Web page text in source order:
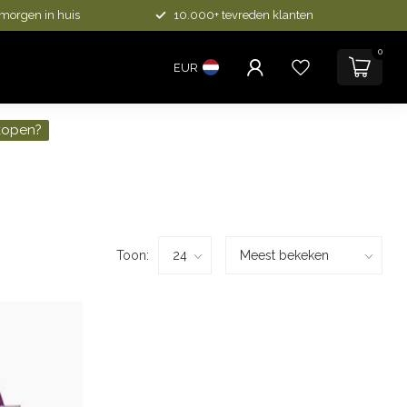
in huis 10.000+ tevreden klanten
EUR
0
Toon: